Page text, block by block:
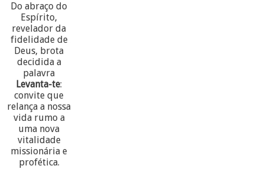
Do abraço do
Espírito,
revelador da
fidelidade de
Deus, brota
decidida a
palavra
Levanta-te:
convite que
relança a nossa
vida rumo a
uma nova
vitalidade
missionária e
profética.